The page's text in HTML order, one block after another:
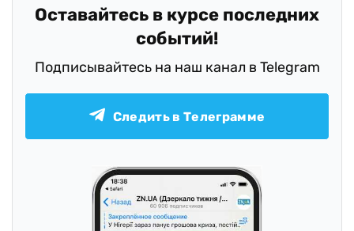
Оставайтесь в курсе последних
событий!
Подписывайтесь на наш канал в Telegram
Следить в Телеграмме